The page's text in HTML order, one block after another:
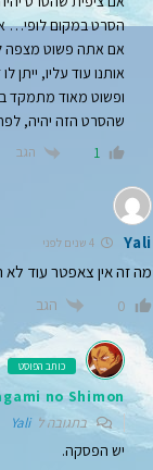
הסרט במקום לופי…
אם אתה פשוט מצפה
אותנו עוד עליו,
ופשוט מאוד מתמקד
שהסרט הזה יהיה,
1 הגב
Yali
מה זה אין צאפטר עוד לא
0 הגב
כותב הפוסט
no Shimon
בתגובה לYali
יש הפסקה.